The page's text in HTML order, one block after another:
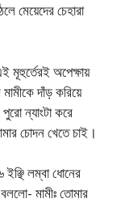
মেয়েদের চেহারা
মূহুর্তেরই অপেক্ষায়
দাঁড় করিয়ে
ন্যাংটা করে
চোদন খেতে চাই।
লম্বা ধোনের
মামীঃ তোমার